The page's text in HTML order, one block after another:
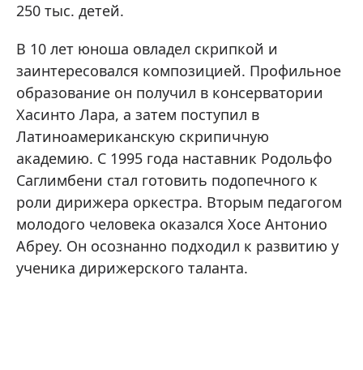
250 тыс. детей.
В 10 лет юноша овладел скрипкой и
заинтересовался композицией. Профильное
образование он получил в консерватории
Хасинто Лара, а затем поступил в
Латиноамериканскую скрипичную
академию. С 1995 года наставник Родольфо
Саглимбени стал готовить подопечного к
роли дирижера оркестра. Вторым педагогом
молодого человека оказался Хосе Антонио
Абреу. Он осознанно подходил к развитию у
ученика дирижерского таланта.